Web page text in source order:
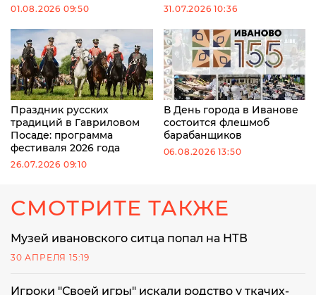
01.08.2026 09:50 31.07.2026 10:36
Праздник русских
традиций в Гавриловом
Посаде: программа
фестиваля 2026 года
26.07.2026 09:10
В День города в Иванове
состоится флешмоб
барабанщиков
06.08.2026 13:50
СМОТРИТЕ ТАКЖЕ
Музей ивановского ситца попал на НТВ
30 АПРЕЛЯ 15:19
Игроки "Своей игры" искали родство у ткачих-